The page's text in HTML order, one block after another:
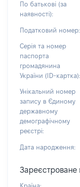
По батькові (за
наявності):
Податковий номер:
Серія та номер
паспорта
громадянина
України (ID-картка):
Унікальний номер
запису в Єдиному
державному
демографічному
реєстрі:
Дата народження:
Зареєстроване
Країна: